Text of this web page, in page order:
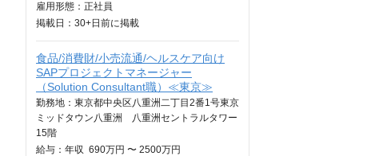
雇用形態：正社員
掲載日： 30+日 前に掲載
食品/消費財/小売流通/ヘルスケア向け
SAPプロジェクトマネージャー
（Solution Consultant職）≪東京≫
勤務地：東京都中央区八重洲二丁目2番1号東京
ミッドタウン八重洲 八重洲セントラルタワー
15階
給与： 年収 690万円 〜 2500万円